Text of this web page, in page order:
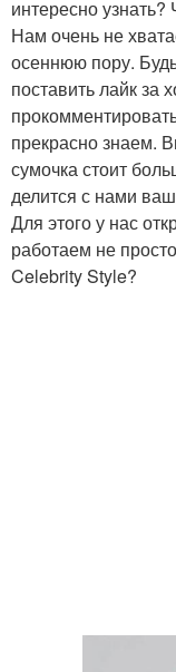
интересно
Нам очень не
осеннюю пору.
поставить лайк за
прекрасно знаем.
сумочка стоит
делится с нами
Для этого у нас
работаем не
Celebrity Style?